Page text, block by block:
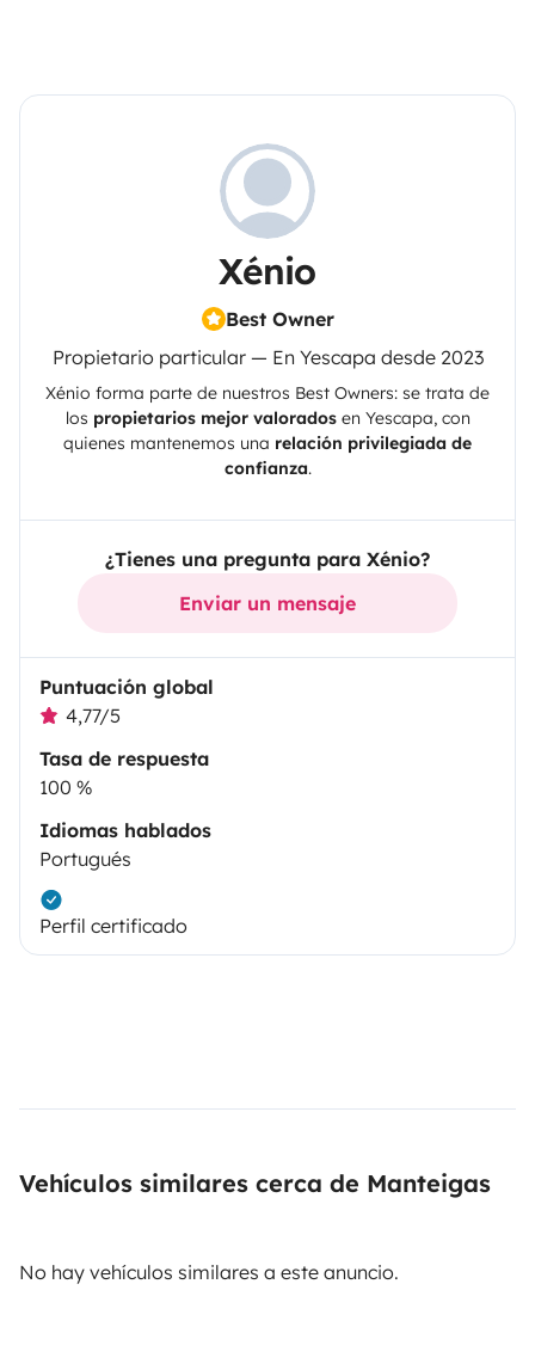
Xénio
Best Owner
Propietario particular — En Yescapa desde 2023
Xénio forma parte de nuestros Best Owners: se trata de
los propietarios mejor valoradosen Yescapa, con
quienes mantenemos una relación privilegiada de
confianza.
¿Tienes una pregunta para Xénio?
Enviar un mensaje
Puntuación global
4,77/5
Tasa de respuesta
100 %
Idiomas hablados
Portugués
Perfil certificado
Vehículos similares cerca de Manteigas
No hay vehículos similares a este anuncio.